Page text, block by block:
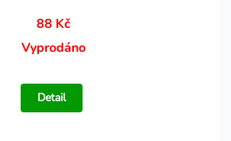
88 Kč
Vyprodáno
Detail